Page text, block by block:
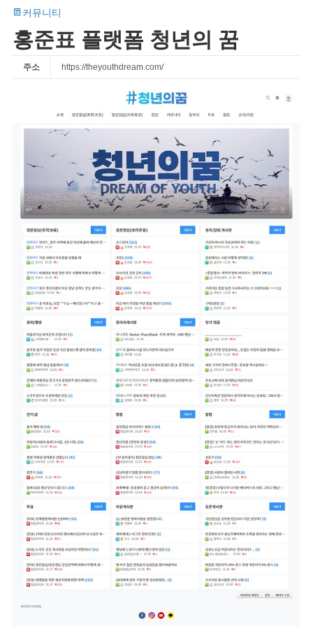
커뮤니티
홍준표 플랫폼 청년의 꿈
주소 https://theyouthdream.com/